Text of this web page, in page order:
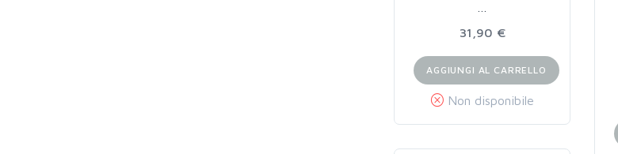
31,90 €
AGGIUNGI AL CARRELLO
Non disponibile